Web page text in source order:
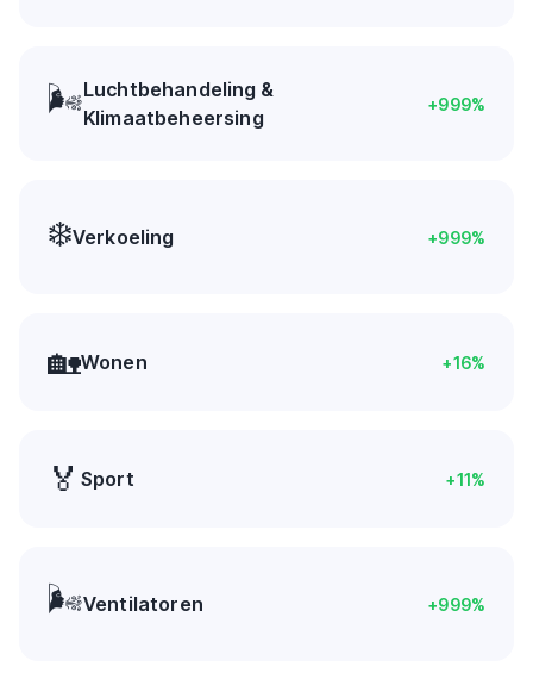
🌬️Luchtbehandeling &
Klimaatbeheersing
+999%
❄️Verkoeling +999%
🏡Wonen +16%
🏅 Sport +11%
🌬️Ventilatoren +999%